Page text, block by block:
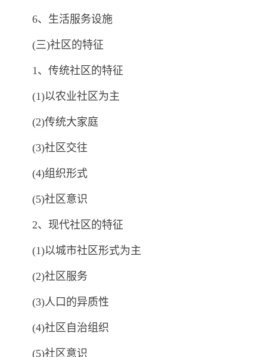
6、生活服务设施
(三)社区的特征
1、传统社区的特征
(1)以农业社区为主
(2)传统大家庭
(3)社区交往
(4)组织形式
(5)社区意识
2、现代社区的特征
(1)以城市社区形式为主
(2)社区服务
(3)人口的异质性
(4)社区自治组织
(5)社区意识